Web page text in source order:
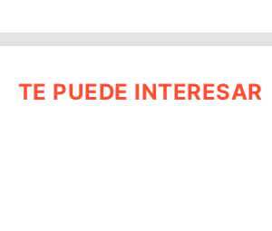
TE PUEDE INTERESAR